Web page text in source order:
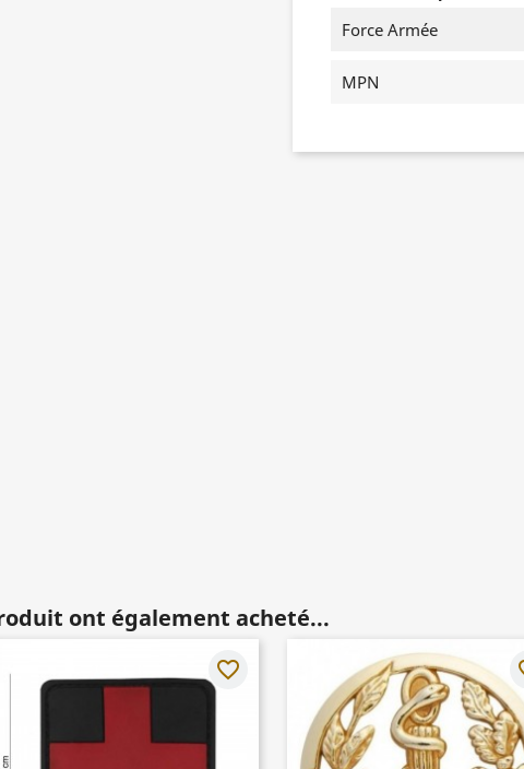
Force Armée
MPN
ont également acheté...
favorite_border